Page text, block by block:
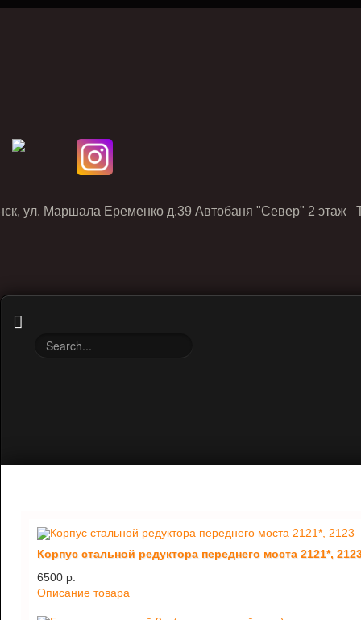
ул. Маршала Еременко д.39 Автобаня "Север" 2 этаж
Корпус стальной редуктора переднего моста 2121*,
6500 p.
Описание товара